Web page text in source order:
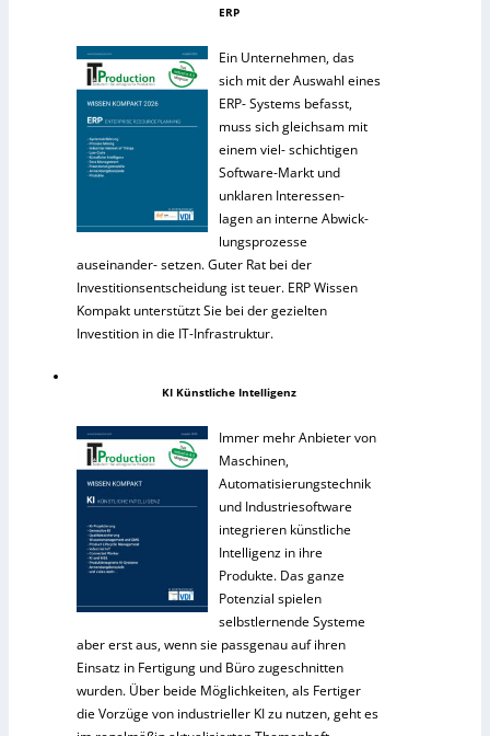
ERP
Ein Unternehmen, das
sich mit der Auswahl eines
ERP- Systems befasst,
muss sich gleichsam mit
einem viel- schichtigen
Software-Markt und
unklaren Interessen-
lagen an interne Abwick-
lungsprozesse
auseinander- setzen. Guter Rat bei der
Investitionsentscheidung ist teuer. ERP Wissen
Kompakt unterstützt Sie bei der gezielten
Investition in die IT-Infrastruktur.
KI Künstliche Intelligenz
Immer mehr Anbieter von
Maschinen,
Automatisierungstechnik
und Industriesoftware
integrieren künstliche
Intelligenz in ihre
Produkte. Das ganze
Potenzial spielen
selbstlernende Systeme
aber erst aus, wenn sie passgenau auf ihren
Einsatz in Fertigung und Büro zugeschnitten
wurden. Über beide Möglichkeiten, als Fertiger
die Vorzüge von industrieller KI zu nutzen, geht es